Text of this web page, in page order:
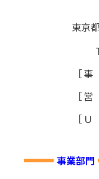
東京
［
［
［
事業部門